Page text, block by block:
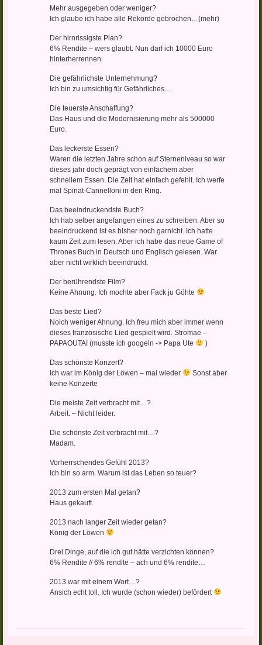
Mehr ausgegeben oder weniger?
Ich glaube ich habe alle Rekorde gebrochen…(mehr)
Der hirnrissigste Plan?
6% Rendite – wers glaubt. Nun darf ich 10000 Euro
hinterherrennen.
Die gefährlichste Unternehmung?
Ich bin zu umsichtig für Gefährliches…
Die teuerste Anschaffung?
Das Haus und die Modernisierung mehr als 500000
Euro.
Das leckerste Essen?
Waren die letzten Jahre schon auf Sterneniveau so war
dieses jahr doch geprägt von einfachem aber
schnellem Essen. Die Zeit hat einfach gefehlt. Ich werfe
mal Spinat-Cannelloni in den Ring.
Das beeindruckendste Buch?
Ich hab selber angefangen eines zu schreiben. Aber so
beeindruckend ist es bisher noch garnicht. Ich hatte
kaum Zeit zum lesen. Aber ich habe das neue Game of
Thrones Buch in Deutsch und Englisch gelesen. War
aber nicht wirklich beeindruckt.
Der berührendste Film?
Keine Ahnung. Ich mochte aber Fack ju Göhte
Das beste Lied?
Noich weniger Ahnung. Ich freu mich aber immer wenn
dieses französische Lied gespielt wird. Stromae –
PAPAOUTAI (musste ich googeln -> Papa Ute
)
Das schönste Konzert?
Ich war im König der Löwen – mal wieder
Sonst aber
keine Konzerte
Die meiste Zeit verbracht mit…?
Arbeit. – Nicht leider.
Die schönste Zeit verbracht mit…?
Madam.
Vorherrschendes Gefühl 2013?
Ich bin so arm. Warum ist das Leben so teuer?
2013 zum ersten Mal getan?
Haus gekauft.
2013 nach langer Zeit wieder getan?
König der Löwen
Drei Dinge, auf die ich gut hätte verzichten können?
6% Rendite // 6% rendite – ach und 6% rendite…
2013 war mit einem Wort…?
Ansich echt toll. Ich wurde (schon wieder) befördert